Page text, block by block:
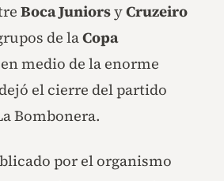
Boca JuniorsyCruzeiro
de laCopa
medio de la enorme
el cierre del partido
Bombonera.
por el organismo